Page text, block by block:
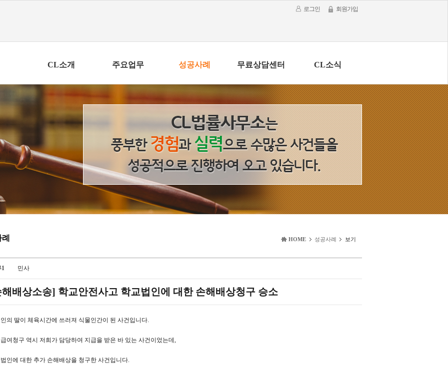
로그인 회원가입
CL소개 주요업무 성공사례 무료상담센터 CL소식
HOME 성공사례 보기
1 민사
배상소송] 학교안전사고 학교법인에 대한 손해배상청구 승소
의 딸이 체육시간에 쓰러져 식물인간이 된 사건입니다.
여청구 역시 저희가 담당하여 지급을 받은 바 있는 사건이었는데,
인에 대한 추가 손해배상을 청구한 사건입니다.